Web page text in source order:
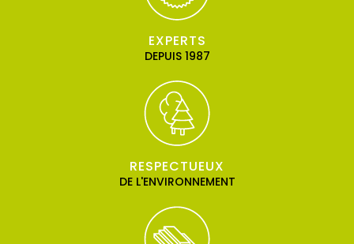
EXPERTS
DEPUIS 1987
RESPECTUEUX
DE L'ENVIRONNEMENT